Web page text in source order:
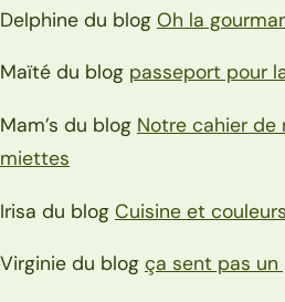
Delphine du blog Oh la
Maïté du blog passeport pour
Mam’s du blog Notre cahier
miettes
Irisa du blog Cuisine et couleurs
Virginie du blog ça sent pas un